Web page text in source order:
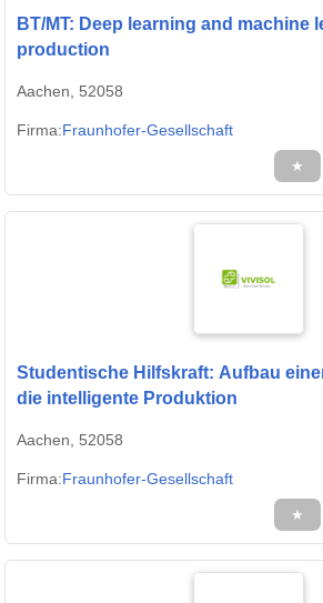
BT/MT: Deep learning and machine
production
Aachen, 52058
Firma:Fraunhofer-Gesellschaft
★
Studentische Hilfskraft: Aufbau
die intelligente Produktion
Aachen, 52058
Firma:Fraunhofer-Gesellschaft
★